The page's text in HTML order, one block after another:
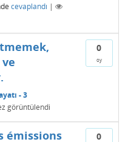
cevaplandı |
0
oy
- 3
görüntülendi
0
émissions